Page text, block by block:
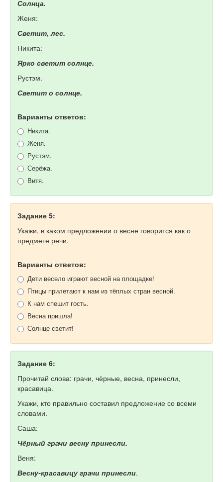
Солнца.
Женя:
Светит, лес.
Никита:
Ярко светит солнце.
Рустэм.
Светит о солнце.
Варианты ответов:
Никита.
Женя.
Рустэм.
Серёжа.
Витя.
Задание 5:
Укажи, в каком предложении о весне говорится как о
предмете речи.
Варианты ответов:
Дети весело играют весной на площадке!
Птицы прилетают к нам из тёплых стран весной.
К нам спешит гость.
Весна пришла!
Солнце светит!
Задание 6:
Прочитай слова: грачи, чёрные, весна, принесли,
красавица.
Укажи, кто правильно составил предложение со всеми
словами.
Саша:
Чёрный грачи весну принесли.
Веня:
Весну-красавицу грачи принесли.